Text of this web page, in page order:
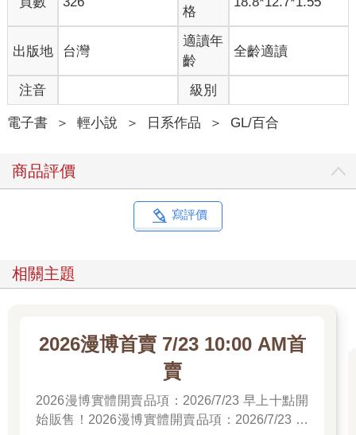
格
出版地 台灣
適讀年
齡
全齡適讀
注音 級別
電子書 ＞ 輕小說 ＞ 日系作品 ＞ GL/百合
商品評價
寫評價
相關主題
2026漫博首賣 7/23 10:00 AM首
賣
2026漫博實體開賣品項：2026/7/23 早上十點開
始販售！2026漫博實體開賣品項：2026/7/23 早